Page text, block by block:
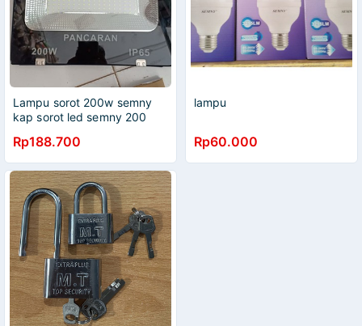
Lampu sorot 200w semny
kap sorot led semny 200
flood light led sorot
Rp188.700
lampu
Rp60.000